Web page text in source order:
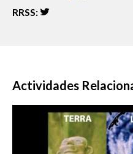
RRSS:
Actividades